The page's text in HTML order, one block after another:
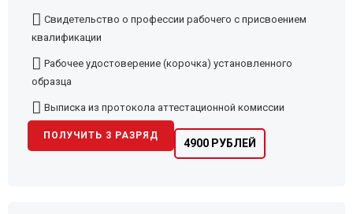
Свидетельство о профессии рабочего с присвоением
квалификации
Рабочее удостоверение (корочка) установленного
образца
Выписка из протокола аттестационной комиссии
4900 РУБЛЕЙ
ПОЛУЧИТЬ 3 РАЗРЯД